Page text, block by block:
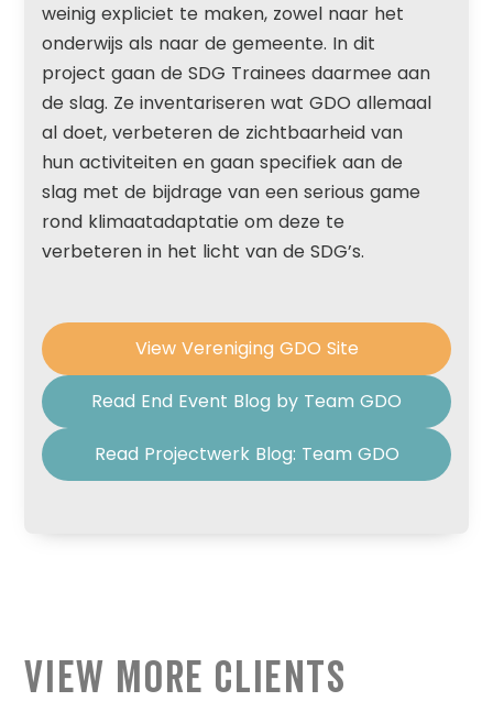
weinig expliciet te maken, zowel naar het
onderwijs als naar de gemeente. In dit
project gaan de SDG Trainees daarmee aan
de slag. Ze inventariseren wat GDO allemaal
al doet, verbeteren de zichtbaarheid van
hun activiteiten en gaan specifiek aan de
slag met de bijdrage van een serious game
rond klimaatadaptatie om deze te
verbeteren in het licht van de SDG’s.
View Vereniging GDO Site
Read End Event Blog by Team GDO
Read Projectwerk Blog: Team GDO
View More Clients